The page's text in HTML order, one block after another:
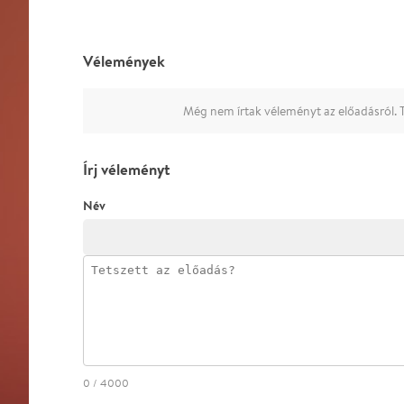
Vélemények
Még nem írtak véleményt az előadásról.
Írj véleményt
Név
0 / 4000